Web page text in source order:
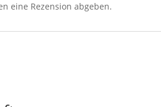
eine Rezension abgeben.